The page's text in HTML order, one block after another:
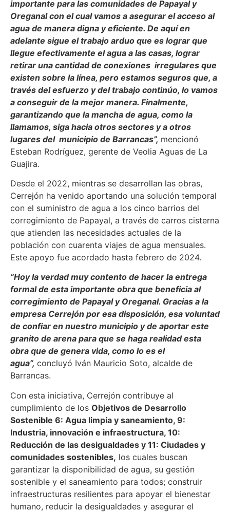
importante para las comunidades de Papayal y
Oreganal con el cual vamos a asegurar el acceso al
agua de manera digna y eficiente. De aquí en
adelante sigue el trabajo arduo que es lograr que
llegue efectivamente el agua a las casas, lograr
retirar una cantidad de conexiones irregulares que
existen sobre la línea, pero estamos seguros que, a
través del esfuerzo y del trabajo continúo, lo vamos
a conseguir de la mejor manera. Finalmente,
garantizando que la mancha de agua, como la
llamamos, siga hacia otros sectores y a otros
lugares del municipio de Barrancas”, mencionó
Esteban Rodríguez, gerente de Veolia Aguas de La
Guajira.
Desde el 2022, mientras se desarrollan las obras,
Cerrejón ha venido aportando una solución temporal
con el suministro de agua a los cinco barrios del
corregimiento de Papayal, a través de carros cisterna
que atienden las necesidades actuales de la
población con cuarenta viajes de agua mensuales.
Este apoyo fue acordado hasta febrero de 2024.
“Hoy la verdad muy contento de hacer la entrega
formal de esta importante obra que beneficia al
corregimiento de Papayal y Oreganal. Gracias a la
empresa Cerrejón por esa disposición, esa voluntad
de confiar en nuestro municipio y de aportar este
granito de arena para que se haga realidad esta
obra que de genera vida, como lo es el
agua”, concluyó Iván Mauricio Soto, alcalde de
Barrancas.
Con esta iniciativa, Cerrejón contribuye al
cumplimiento de los Objetivos de Desarrollo
Sostenible 6: Agua limpia y saneamiento, 9:
Industria, innovación e infraestructura, 10:
Reducción de las desigualdades y 11: Ciudades y
comunidades sostenibles, los cuales buscan
garantizar la disponibilidad de agua, su gestión
sostenible y el saneamiento para todos; construir
infraestructuras resilientes para apoyar el bienestar
humano, reducir la desigualdades y asegurar el